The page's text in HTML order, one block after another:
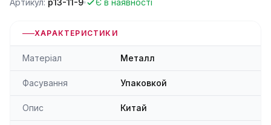
Артикул: p13-11-9 Є в наявності
ХАРАКТЕРИСТИКИ
Матеріал Металл
Фасування Упаковкой
Опис Китай